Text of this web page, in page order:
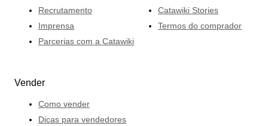
Recrutamento
Imprensa
Parcerias com a Catawiki
Catawiki Stories
Termos do comprador
Vender
Como vender
Dicas para vendedores